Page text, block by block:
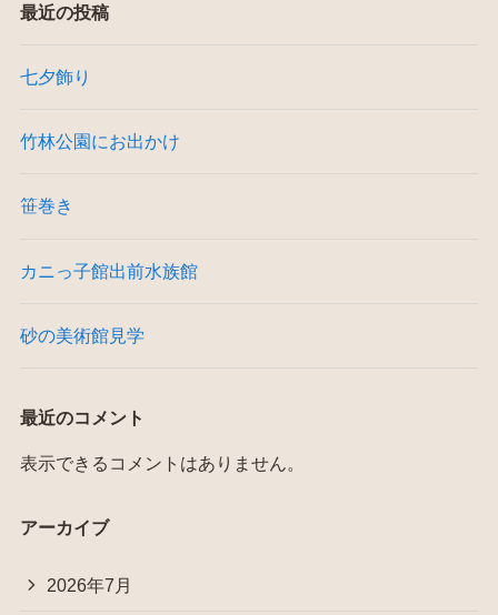
最近の投稿
七夕飾り
竹林公園にお出かけ
笹巻き
カニっ子館出前水族館
砂の美術館見学
最近のコメント
表示できるコメントはありません。
アーカイブ
2026年7月